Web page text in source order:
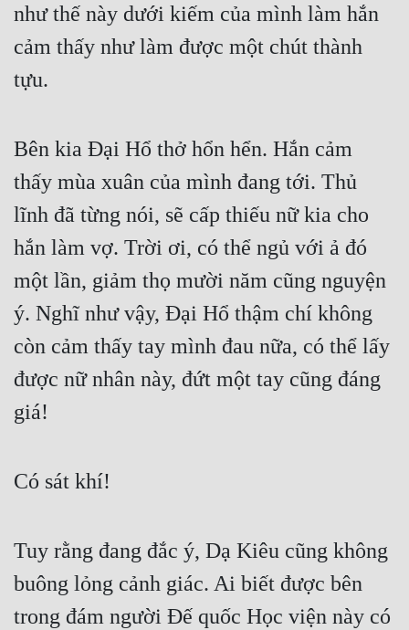
Góc Nhìn Nam
Góc Nhìn Nữ
Huyền Nghi
Huyền Ảo
Hài Hước
Hệ Thống
Học Đường
Khoa Huyễn
Kinh Dị
Kỳ Huyễn
Linh Dị
Làm Giàu
Lịch Sử
như thế này dưới kiếm của mình làm hắn
cảm thấy như làm được một chút thành
tựu.
Bên kia Đại Hổ thở hổn hển. Hắn cảm
thấy mùa xuân của mình đang tới. Thủ
lĩnh đã từng nói, sẽ cấp thiếu nữ kia cho
hắn làm vợ. Trời ơi, có thể ngủ với ả đó
một lần, giảm thọ mười năm cũng nguyện
ý. Nghĩ như vậy, Đại Hổ thậm chí không
còn cảm thấy tay mình đau nữa, có thể lấy
được nữ nhân này, đứt một tay cũng đáng
giá!
Có sát khí!
Tuy rằng đang đắc ý, Dạ Kiêu cũng không
buông lỏng cảnh giác. Ai biết được bên
trong đám người Đế quốc Học viện này có